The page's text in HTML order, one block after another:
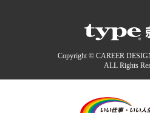
Copyright © CAREER
ALL Rights